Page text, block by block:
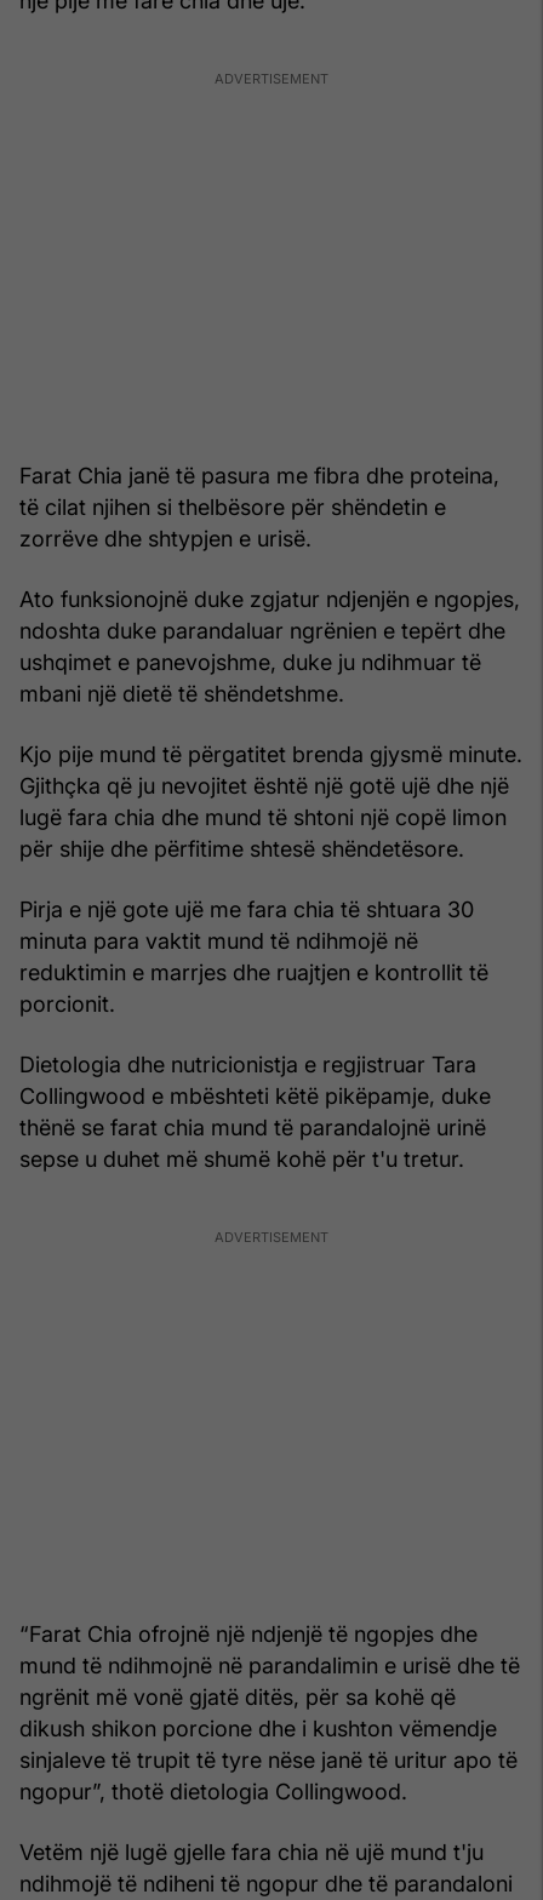
Farat Chia janë të pasura me fibra dhe proteina,
të cilat njihen si thelbësore për shëndetin e
zorrëve dhe shtypjen e urisë.
Ato funksionojnë duke zgjatur ndjenjën e ngopjes,
ndoshta duke parandaluar ngrënien e tepërt dhe
ushqimet e panevojshme, duke ju ndihmuar të
mbani një dietë të shëndetshme.
Kjo pije mund të përgatitet brenda gjysmë minute.
Gjithçka që ju nevojitet është një gotë ujë dhe një
lugë fara chia dhe mund të shtoni një copë limon
për shije dhe përfitime shtesë shëndetësore.
Pirja e një gote ujë me fara chia të shtuara 30
minuta para vaktit mund të ndihmojë në
reduktimin e marrjes dhe ruajtjen e kontrollit të
porcionit.
Dietologia dhe nutricionistja e regjistruar Tara
Collingwood e mbështeti këtë pikëpamje, duke
thënë se farat chia mund të parandalojnë urinë
sepse u duhet më shumë kohë për t'u tretur.
“Farat Chia ofrojnë një ndjenjë të ngopjes dhe
mund të ndihmojnë në parandalimin e urisë dhe të
ngrënit më vonë gjatë ditës, për sa kohë që
dikush shikon porcione dhe i kushton vëmendje
sinjaleve të trupit të tyre nëse janë të uritur apo të
ngopur”, thotë dietologia Collingwood.
Vetëm një lugë gjelle fara chia në ujë mund t'ju
ndihmojë të ndiheni të ngopur dhe të parandaloni